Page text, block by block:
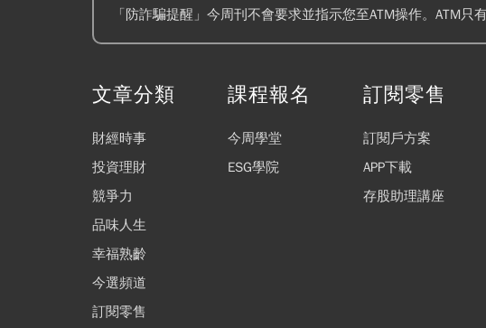
「防詐騙提醒」今周刊不會要求並指示您至ATM操作。ATM
文章分類
財經時事
投資理財
競爭力
品味人生
幸福熟齡
今選頻道
訂閱零售
課程報名
今周學堂
ESG學院
訂閱零售
訂閱戶方案
APP下載
存股助理講座